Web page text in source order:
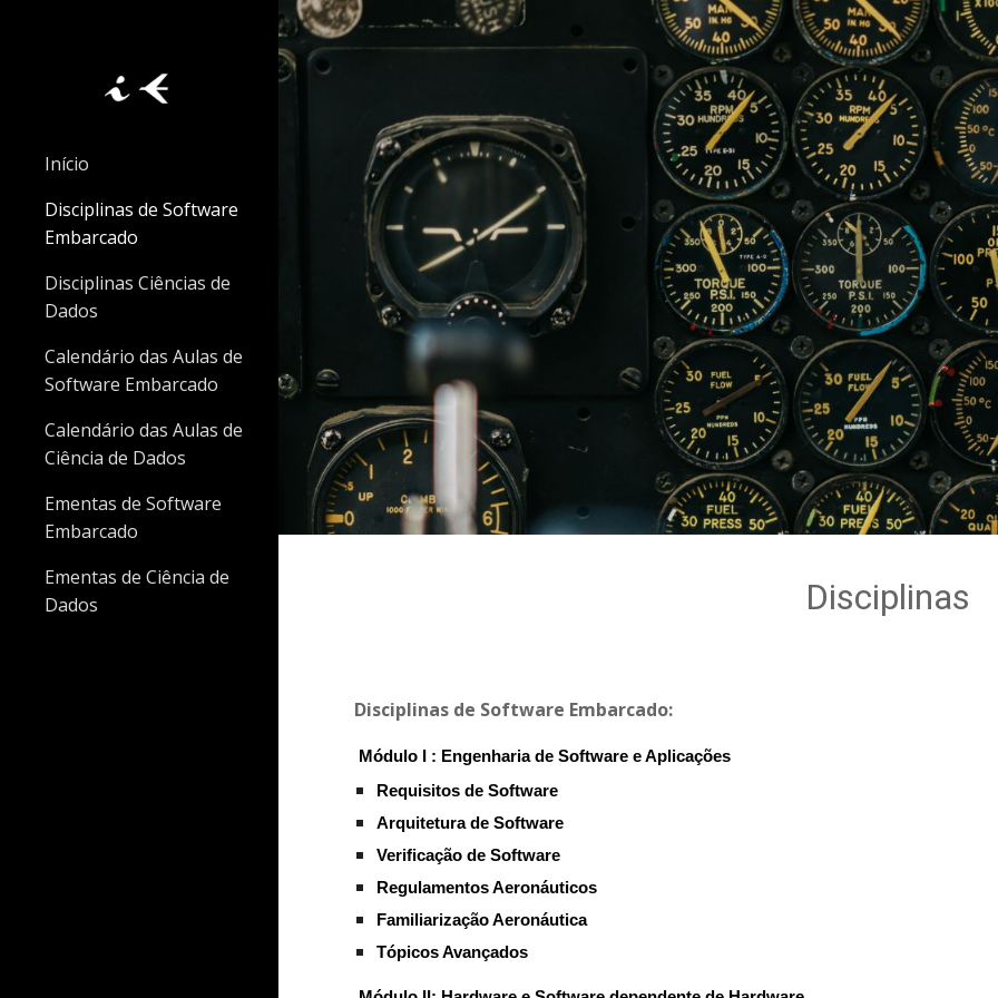
Skip to main content Skip to
Início
Disciplinas de Software
Embarcado
Disciplinas Ciências de
Dados
Calendário das Aulas de
Software Embarcado
Calendário das Aulas de
Ciência de Dados
Ementas de Software
Embarcado
Ementas de Ciência de
Dados
Disciplinas
Disciplinas de Software Embarcado:
Módulo I : Engenharia de Software e Aplicações
Requisitos de Software
Arquitetura de Software
Verificação de Software
Regulamentos Aeronáuticos
Familiarização Aeronáutica
Tópicos Avançados